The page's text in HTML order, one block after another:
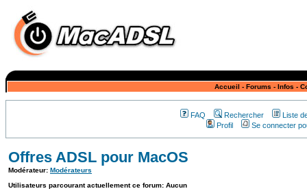
Accueil - Forums - Infos -
FAQ Rechercher
Liste
Profil
Se connecter
Offres ADSL pour MacOS
Modérateur: Modérateurs
Utilisateurs parcourant actuellement ce forum: Aucun